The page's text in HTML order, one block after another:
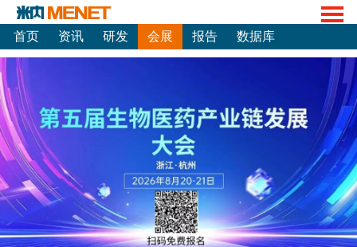
首页 资讯 研发 会展 报告 数据库